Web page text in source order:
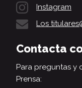
Instagram
Los
Contacta
Para preguntas y
Prensa: